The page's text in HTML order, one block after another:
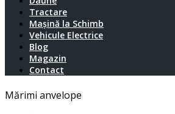
Tractare
Mașină la Schimb
Vehicule Electrice
Blog
Magazin
Contact
Mărimi anvelope